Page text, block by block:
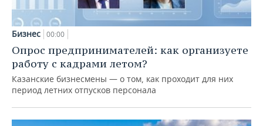
Бизнес 00:00
Опрос предпринимателей: как организуете
работу с кадрами летом?
Казанские бизнесмены — о том, как проходит для них
период летних отпусков персонала